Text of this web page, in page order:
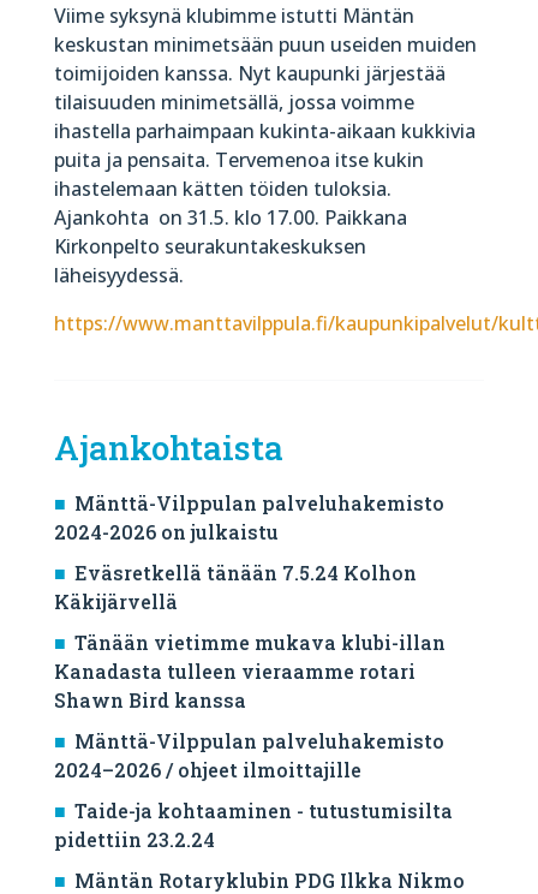
Viime syksynä klubimme istutti Mäntän
keskustan minimetsään puun useiden muiden
toimijoiden kanssa. Nyt kaupunki järjestää
tilaisuuden minimetsällä, jossa voimme
ihastella parhaimpaan kukinta-aikaan kukkivia
puita ja pensaita. Tervemenoa itse kukin
ihastelemaan kätten töiden tuloksia.
Ajankohta on 31.5. klo 17.00. Paikkana
Kirkonpelto seurakuntakeskuksen
läheisyydessä.
https://www.manttavilppula.fi/kaupunkipalvelut/
Ajankohtaista
Mänttä-Vilppulan palveluhakemisto
2024-2026 on julkaistu
Eväsretkellä tänään 7.5.24 Kolhon
Käkijärvellä
Tänään vietimme mukava klubi-illan
Kanadasta tulleen vieraamme rotari
Shawn Bird kanssa
Mänttä-Vilppulan palveluhakemisto
2024–2026 / ohjeet ilmoittajille
Taide-ja kohtaaminen - tutustumisilta
pidettiin 23.2.24
Mäntän Rotaryklubin PDG Ilkka Nikmo